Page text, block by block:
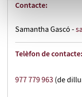
Contacte:
Samantha Gascó -
Telèfon de contacte:
977 779 963 (de